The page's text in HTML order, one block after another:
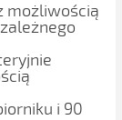
możliwością
i 90